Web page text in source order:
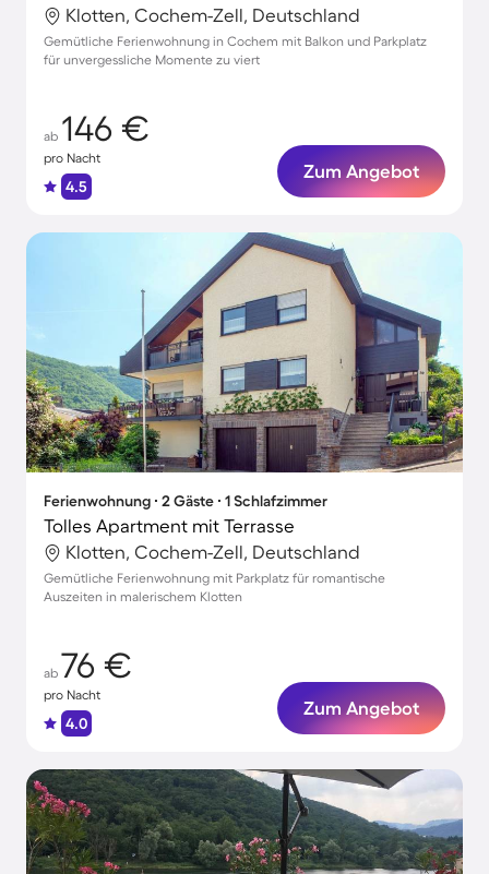
Klotten, Cochem-Zell, Deutschland
Gemütliche Ferienwohnung in Cochem mit Balkon und Parkplatz
für unvergessliche Momente zu viert
ab 146 €
pro Nacht
4.5
Zum Angebot
Ferienwohnung ∙ 2 Gäste ∙ 1 Schlafzimmer
Tolles Apartment mit Terrasse
Klotten, Cochem-Zell, Deutschland
Gemütliche Ferienwohnung mit Parkplatz für romantische
Auszeiten in malerischem Klotten
ab 76 €
pro Nacht
4.0
Zum Angebot